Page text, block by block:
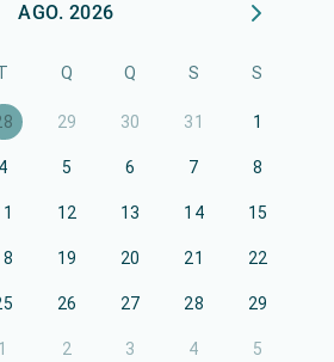
AGO. 2026
Q Q S S
29 30 31 1
4 5 6 7 8
12 13 14 15
19 20 21 22
26 27 28 29
1 2 3 4 5